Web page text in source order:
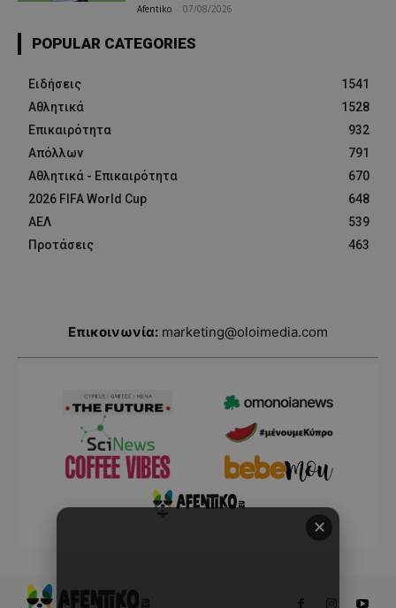
Afentiko 07/08/2026
POPULAR CATEGORIES
Ειδήσεις
1541
Αθλητικά
1528
Επικαιρότητα
932
Απόλλων
791
Αθλητικά - Επικαιρότητα
670
2026 FIFA World Cup
648
ΑΕΛ
539
Προτάσεις
463
Επικοινωνία: marketing@oloimedia.com
✕